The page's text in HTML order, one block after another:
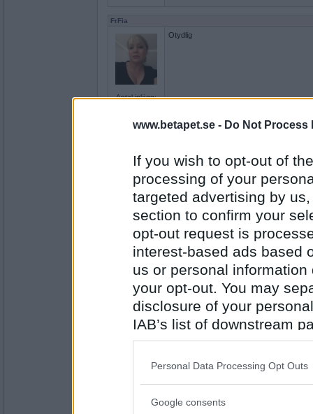
www.betapet.se - Do Not Process
If you wish to opt-out of
processing of your
targeted advertising by
section to confirm your
opt-out request is
interest-based ads based
us or personal
your opt-out. You may
disclosure of your
IAB’s list of downstream
also be disclosed by us
Downstream Participants
Please note that this
Personal Data Processing Opt Outs
Google consents
FrFia
Antal inlägg:
Otydlig
Miominmio11- Ej medlem längre
Antal inlägg:
Antal inlägg:
1998
Dag